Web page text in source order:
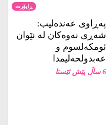
شەڕی نەوەکان لە نێوان
ئومکەلسوم و
عەبدولحەلیمدا
6 ساڵ پێش ئێستا